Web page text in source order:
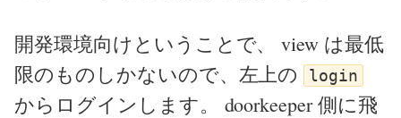
開発環境向けということで、 view は最低
限のものしかないので、左上の login
からログインします。 doorkeeper 側に飛